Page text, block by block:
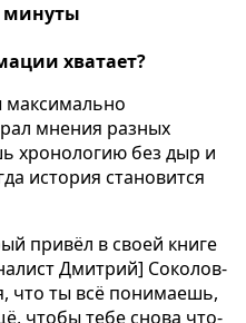
минуты
хватает?
максимально
мнения разных
хронологию без дыр и
история становится
привёл в своей книге
Дмитрий] Соколов-
что ты всё понимаешь,
чтобы тебе снова что-